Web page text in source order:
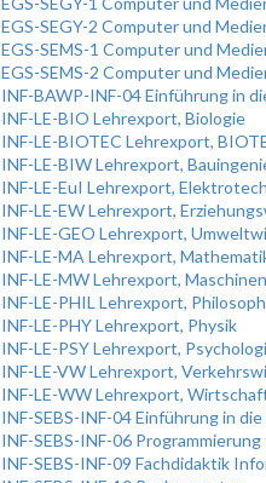
EGS-SEGY-2 Computer und
EGS-SEMS-1 Computer und
EGS-SEMS-2 Computer und
INF-BAWP-INF-04 Einführung in
INF-LE-BIO Lehrexport, Biologie
INF-LE-BIOTEC Lehrexport,
INF-LE-BIW Lehrexport,
INF-LE-EuI Lehrexport,
INF-LE-EW Lehrexport,
INF-LE-GEO Lehrexport,
INF-LE-MA Lehrexport,
INF-LE-MW Lehrexport,
INF-LE-PHIL Lehrexport,
INF-LE-PHY Lehrexport, Physik
INF-LE-PSY Lehrexport,
INF-LE-VW Lehrexport,
INF-LE-WW Lehrexport,
INF-SEBS-INF-04 Einführung in
INF-SEBS-INF-06
INF-SEBS-INF-09 Fachdidaktik